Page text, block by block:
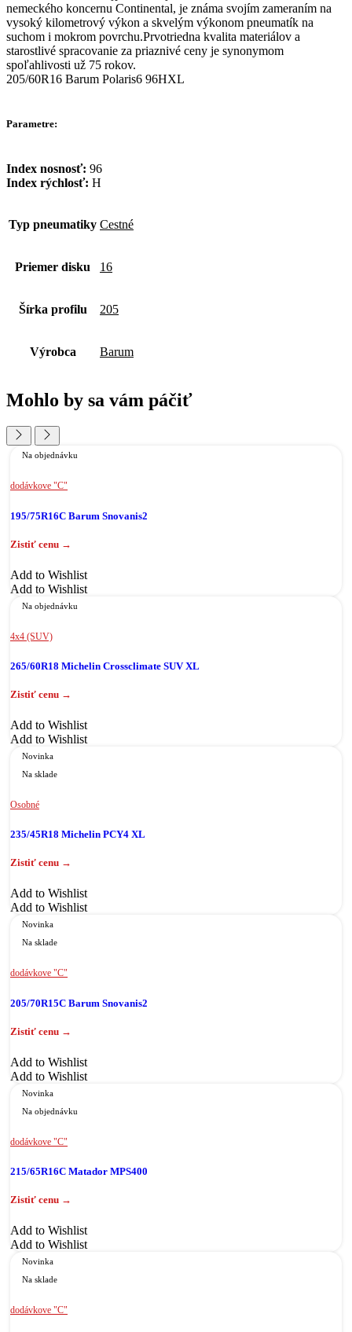
nemeckého koncernu Continental, je známa svojím zameraním na
vysoký kilometrový výkon a skvelým výkonom pneumatík na
suchom i mokrom povrchu.Prvotriedna kvalita materiálov a
starostlivé spracovanie za priaznivé ceny je synonymom
spoľahlivosti už 75 rokov.
205/60R16 Barum Polaris6 96HXL
Parametre:
Index nosnosť: 96
Index rýchlosť: H
Typ pneumatiky Cestné
Priemer disku 16
Šírka profilu 205
Výrobca Barum
Mohlo by sa vám páčiť
Na objednávku
dodávkove "C"
195/75R16C Barum Snovanis2
Add to Wishlist
Add to Wishlist
Na objednávku
4x4 (SUV)
265/60R18 Michelin Crossclimate SUV XL
Add to Wishlist
Add to Wishlist
Novinka
Na sklade
Osobné
235/45R18 Michelin PCY4 XL
Add to Wishlist
Add to Wishlist
Novinka
Na sklade
dodávkove "C"
205/70R15C Barum Snovanis2
Add to Wishlist
Add to Wishlist
Novinka
Na objednávku
dodávkove "C"
215/65R16C Matador MPS400
Add to Wishlist
Add to Wishlist
Novinka
Na sklade
dodávkove "C"